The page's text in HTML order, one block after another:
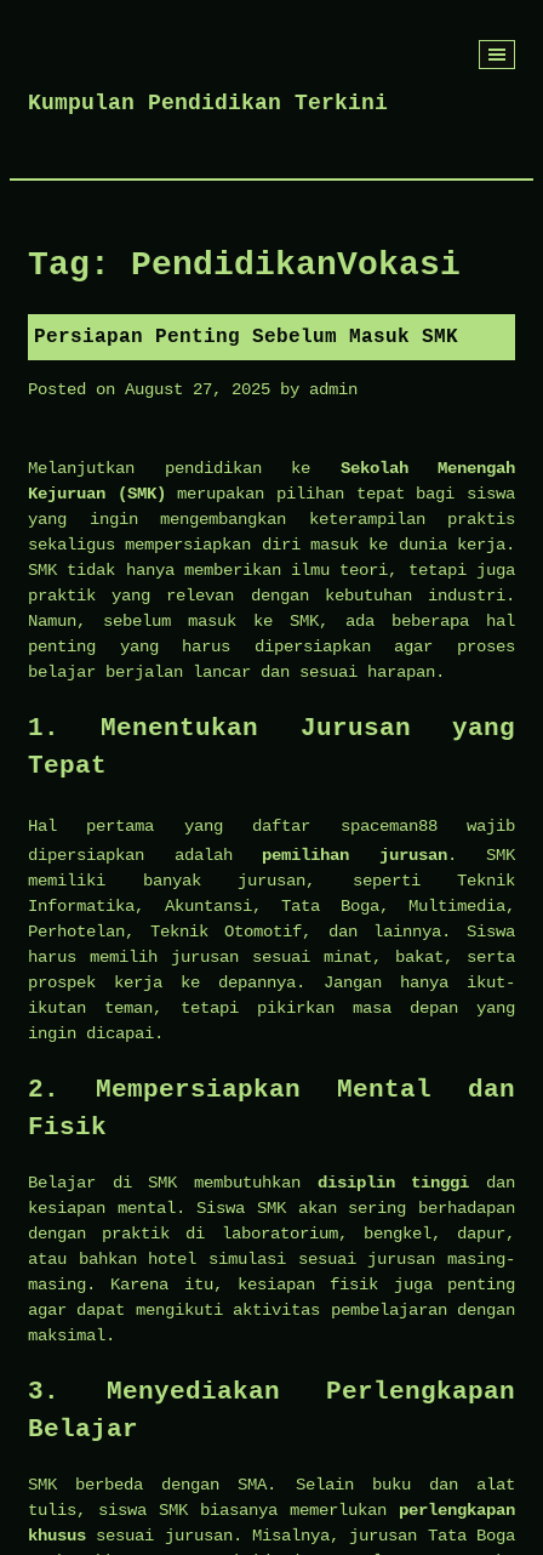
Kumpulan Pendidikan Terkini
Tag: PendidikanVokasi
Persiapan Penting Sebelum Masuk SMK
Posted on August 27, 2025 by admin
Melanjutkan pendidikan ke Sekolah Menengah
Kejuruan (SMK)
merupakan pilihan tepat bagi siswa
yang ingin mengembangkan keterampilan praktis
sekaligus mempersiapkan diri masuk ke dunia kerja.
SMK tidak hanya memberikan ilmu teori, tetapi juga
praktik yang relevan dengan kebutuhan industri.
Namun, sebelum masuk ke SMK, ada beberapa hal
penting yang harus dipersiapkan agar proses
belajar berjalan lancar dan sesuai harapan.
1. Menentukan Jurusan yang
Tepat
Hal pertama yang daftar spaceman88wajib
dipersiapkan adalah pemilihan jurusan. SMK
memiliki banyak jurusan, seperti Teknik
Informatika, Akuntansi, Tata Boga, Multimedia,
Perhotelan, Teknik Otomotif, dan lainnya. Siswa
harus memilih jurusan sesuai minat, bakat, serta
prospek kerja ke depannya. Jangan hanya ikut-
ikutan teman, tetapi pikirkan masa depan yang
ingin dicapai.
2. Mempersiapkan Mental dan
Fisik
Belajar di SMK membutuhkan disiplin tinggi dan
kesiapan mental. Siswa SMK akan sering berhadapan
dengan praktik di laboratorium, bengkel, dapur,
atau bahkan hotel simulasi sesuai jurusan masing-
masing. Karena itu, kesiapan fisik juga penting
agar dapat mengikuti aktivitas pembelajaran dengan
maksimal.
3. Menyediakan Perlengkapan
Belajar
SMK berbeda dengan SMA. Selain buku dan alat
tulis, siswa SMK biasanya memerlukan perlengkapan
khusus sesuai jurusan. Misalnya, jurusan Tata Boga